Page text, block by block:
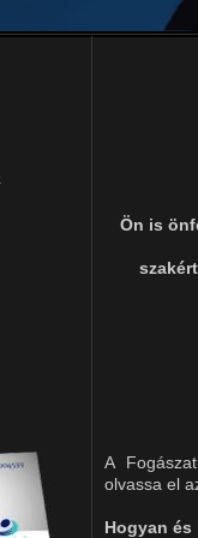
Ön is
A
olvassa el
Hogyan